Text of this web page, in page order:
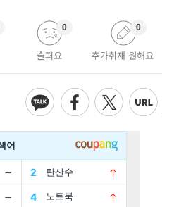
슬퍼요
0
추가취재 원해요
0